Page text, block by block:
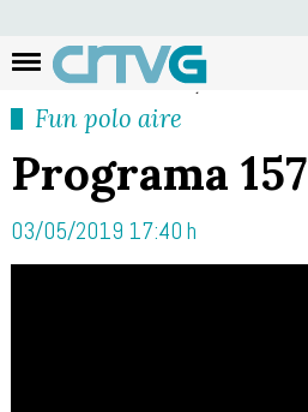
Fun polo aire
Programa 157
03/05/2019 17:40 h